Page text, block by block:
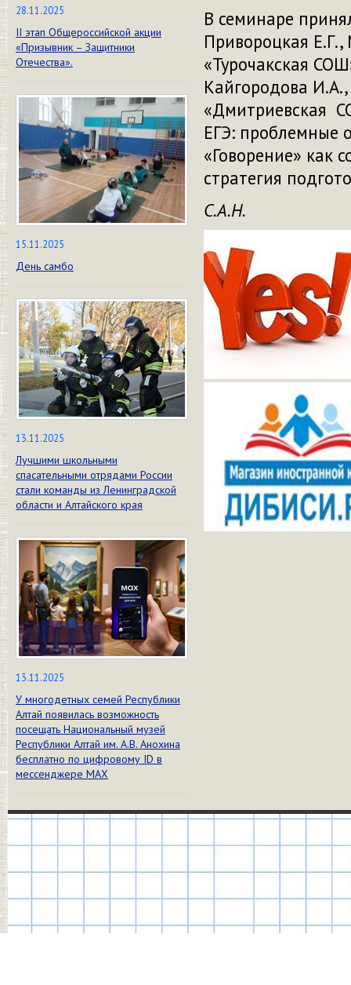
28.11.2025
II этап Общероссийской акции
«Призывник – Защитники
Отечества».
15.11.2025
День самбо
13.11.2025
Лучшими школьными
спасательными отрядами России
стали команды из Ленинградской
области и Алтайского края
13.11.2025
У многодетных семей Республики
Алтай появилась возможность
посещать Национальный музей
Республики Алтай им. А.В. Анохина
бесплатно по цифровому ID в
мессенджере МАХ
В семинаре
Привороцкая
«Турочакская
Кайгородова
«Дмитриевская
ЕГЭ: проблемные
«Говорение» как
стратегия
С.А.Н.